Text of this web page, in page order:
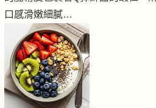
口感滑嫩細膩…